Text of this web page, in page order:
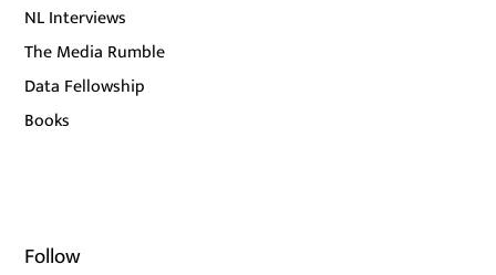
NL Interviews
The Media Rumble
Data Fellowship
Books
Follow